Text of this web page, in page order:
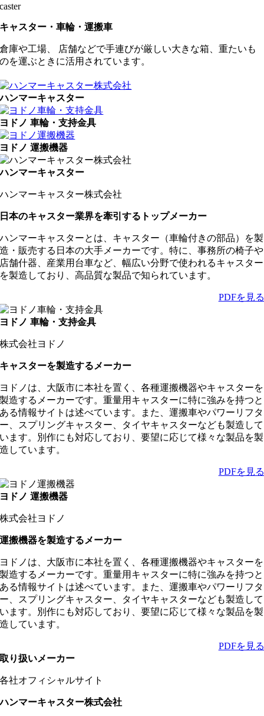
caster
キャスター・車輪・運搬車
倉庫や工場、 店舗などで手連びが厳しい大きな箱、重たいも
のを運ぶときに活用されています。
ハンマーキャスター
ヨドノ 車輪・支持金具
ヨドノ 運搬機器
ハンマーキャスター
ハンマーキャスター株式会社
日本のキャスター業界を牽引するトップメーカー
ハンマーキャスターとは、キャスター（車輪付きの部品）を製
造・販売する日本の大手メーカーです。特に、事務所の椅子や
店舗什器、産業用台車など、幅広い分野で使われるキャスター
を製造しており、高品質な製品で知られています。
PDFを見る
ヨドノ 車輪・支持金具
株式会社ヨドノ
キャスターを製造するメーカー
ヨドノは、大阪市に本社を置く、各種運搬機器やキャスターを
製造するメーカーです。重量用キャスターに特に強みを持つと
ある情報サイトは述べています。また、運搬車やパワーリフタ
ー、スプリングキャスター、タイヤキャスターなども製造して
います。別作にも対応しており、要望に応じて様々な製品を製
造しています。
PDFを見る
ヨドノ 運搬機器
株式会社ヨドノ
運搬機器を製造するメーカー
ヨドノは、大阪市に本社を置く、各種運搬機器やキャスターを
製造するメーカーです。重量用キャスターに特に強みを持つと
ある情報サイトは述べています。また、運搬車やパワーリフタ
ー、スプリングキャスター、タイヤキャスターなども製造して
います。別作にも対応しており、要望に応じて様々な製品を製
造しています。
PDFを見る
取り扱いメーカー
各社オフィシャルサイト
ハンマーキャスター株式会社